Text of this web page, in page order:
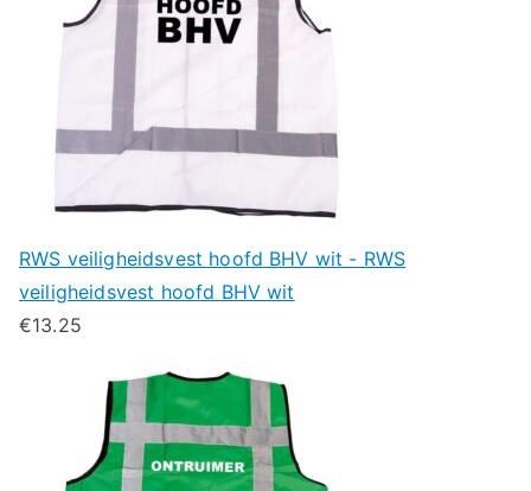
RWS veiligheidsvest hoofd BHV wit - RWS
veiligheidsvest hoofd BHV wit
€13.25